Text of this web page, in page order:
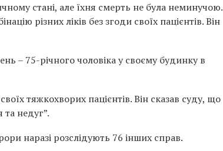
стані, але їхня смерть не була неминучою.
різних ліків без згоди своїх пацієнтів. Він
– 75-річного чоловіка у своєму будинку в
тяжкохворих пацієнтів. Він сказав суду, що
недуг”.
наразі розслідують 76 інших справ.